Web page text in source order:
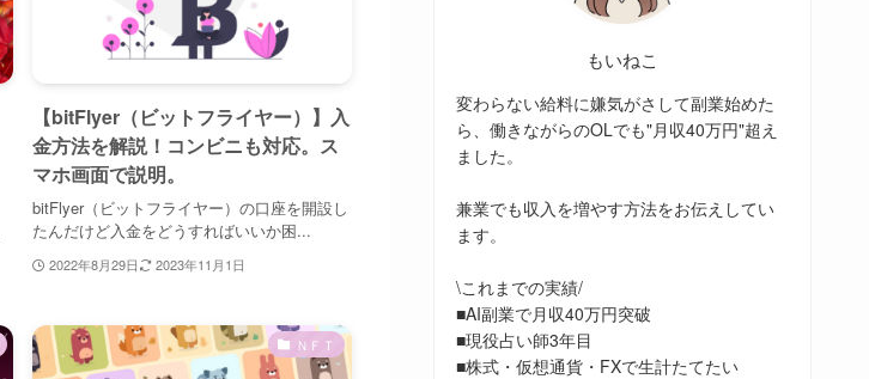
【bitFlyer（ビットフライヤー）】入
金方法を解説！コンビニも対応。ス
マホ画面で説明。
bitFlyer（ビットフライヤー）の口座を開設し
たんだけど入金をどうすればいいか困...
2022年8月29日 2023年11月1日
ＮＦＴ
もいねこ
変わらない給料に嫌気がさして副業始めた
ら、働きながらのOLでも"月収40万円"超え
ました。
兼業でも収入を増やす方法をお伝えしてい
ます。
\これまでの実績/
■AI副業で月収40万円突破
■現役占い師3年目
■株式・仮想通貨・FXで生計たてたい